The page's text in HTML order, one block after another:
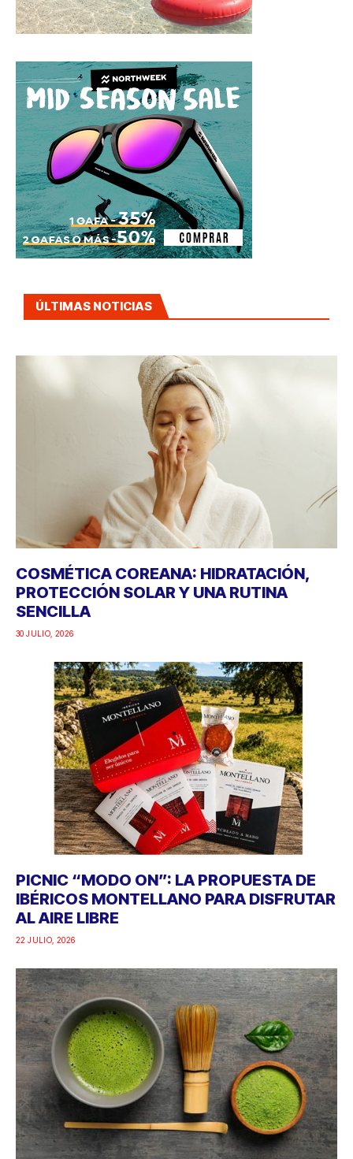
ÚLTIMAS NOTICIAS
COSMÉTICA COREANA: HIDRATACIÓN,
PROTECCIÓN SOLAR Y UNA RUTINA
SENCILLA
30 JULIO, 2026
PICNIC “MODO ON”: LA PROPUESTA DE
IBÉRICOS MONTELLANO PARA DISFRUTAR
AL AIRE LIBRE
22 JULIO, 2026